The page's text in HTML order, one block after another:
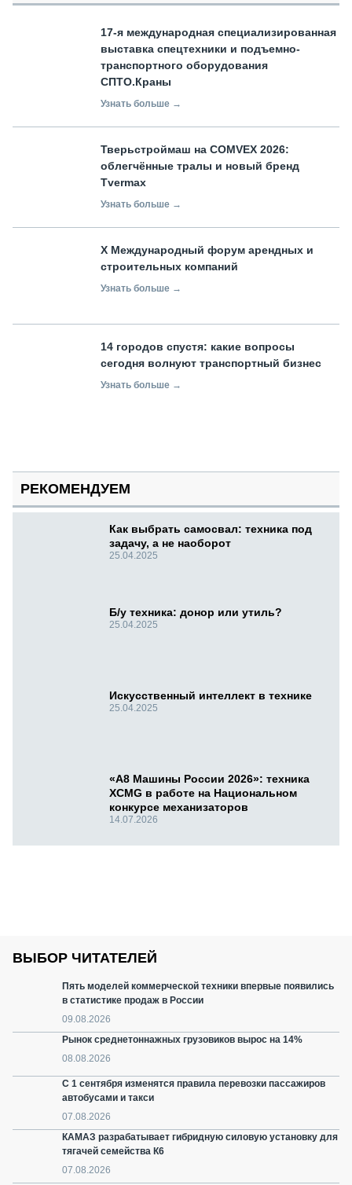
17-я международная специализированная
выставка спецтехники и подъемно-
транспортного оборудования
СПТО.Краны
Узнать больше →
Тверьстроймаш на COMVEX 2026:
облегчённые тралы и новый бренд
Tvermax
Узнать больше →
X Международный форум арендных и
строительных компаний
Узнать больше →
14 городов спустя: какие вопросы
сегодня волнуют транспортный бизнес
Узнать больше →
РЕКОМЕНДУЕМ
Как выбрать самосвал: техника под
задачу, а не наоборот
25.04.2025
Б/у техника: донор или утиль?
25.04.2025
Искусственный интеллект в технике
25.04.2025
«А8 Машины России 2026»: техника
XCMG в работе на Национальном
конкурсе механизаторов
14.07.2026
ВЫБОР ЧИТАТЕЛЕЙ
Пять моделей коммерческой техники впервые появились
в статистике продаж в России
09.08.2026
Рынок среднетоннажных грузовиков вырос на 14%
08.08.2026
С 1 сентября изменятся правила перевозки пассажиров
автобусами и такси
07.08.2026
КАМАЗ разрабатывает гибридную силовую установку для
тягачей семейства К6
07.08.2026